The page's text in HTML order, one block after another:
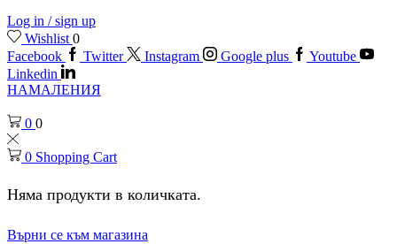
Log in / sign up
Wishlist 0
Facebook
Twitter Instagram Google plus
Youtube
Linkedin
НАМАЛЕНИЯ
0 0
0 Shopping Cart
Няма продукти в количката.
Върни се към магазина